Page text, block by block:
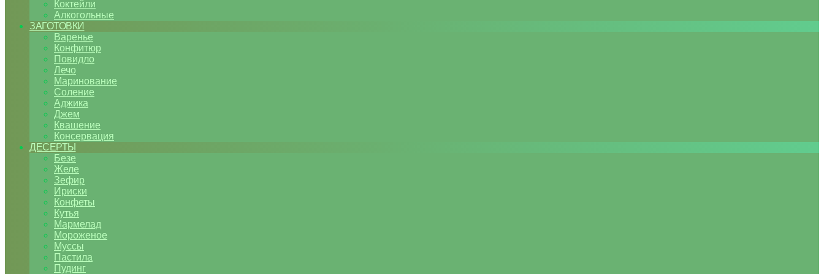
Коктейли
Алкогольные
ЗАГОТОВКИ
Варенье
Конфитюр
Повидло
Лечо
Маринование
Соление
Аджика
Джем
Квашение
Консервация
ДЕСЕРТЫ
Безе
Желе
Зефир
Ириски
Конфеты
Кутья
Мармелад
Мороженое
Муссы
Пастила
Пудинг